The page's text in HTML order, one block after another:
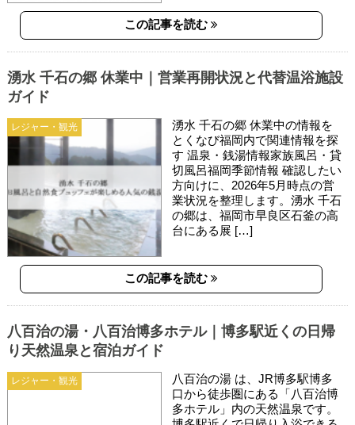
この記事を読む
レジャー・観光
湧水 千石の郷 休業中｜営業再開状況と代替温浴施設
ガイド
湧水 千石の郷 休業中の情報を
とくなび福岡内で関連情報を探
す 温泉・銭湯情報家族風呂・貸
切風呂福岡季節情報 確認したい
方向けに、2026年5月時点の営
業状況を整理します。湧水 千石
の郷は、福岡市早良区石釜の高
台にある展 […]
この記事を読む
レジャー・観光
八百治の湯・八百治博多ホテル｜博多駅近くの日帰
り天然温泉と宿泊ガイド
八百治の湯 は、JR博多駅博多
口から徒歩圏にある「八百治博
多ホテル」内の天然温泉です。